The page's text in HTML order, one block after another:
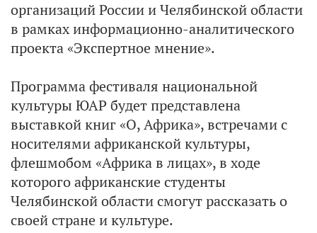
организаций России и Челябинской области
в рамках информационно-аналитического
проекта «Экспертное мнение».
Программа фестиваля национальной
культуры ЮАР будет представлена
выставкой книг «О, Африка», встречами с
носителями африканской культуры,
флешмобом «Африка в лицах», в ходе
которого африканские студенты
Челябинской области смогут рассказать о
своей стране и культуре.